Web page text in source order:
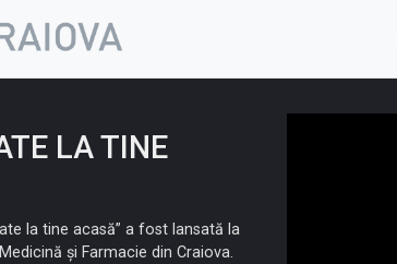
LA TINE
la tine acasă” a fost lansată la
și Farmacie din Craiova.